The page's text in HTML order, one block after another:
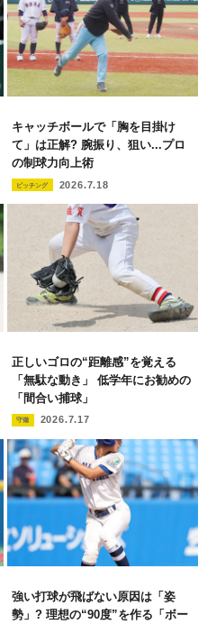
キャッチボールで「胸を目掛け
て」は正解? 腕振り、狙い...プロ
の制球力向上術
ピッチング 2026.7.18
正しいゴロの“距離感”を覚える
「無駄な動き」 低学年にお勧めの
「間合い捕球」
守備 2026.7.17
強い打球が飛ばない原因は「姿
勢」? 理想の“90度”を作る「ボー